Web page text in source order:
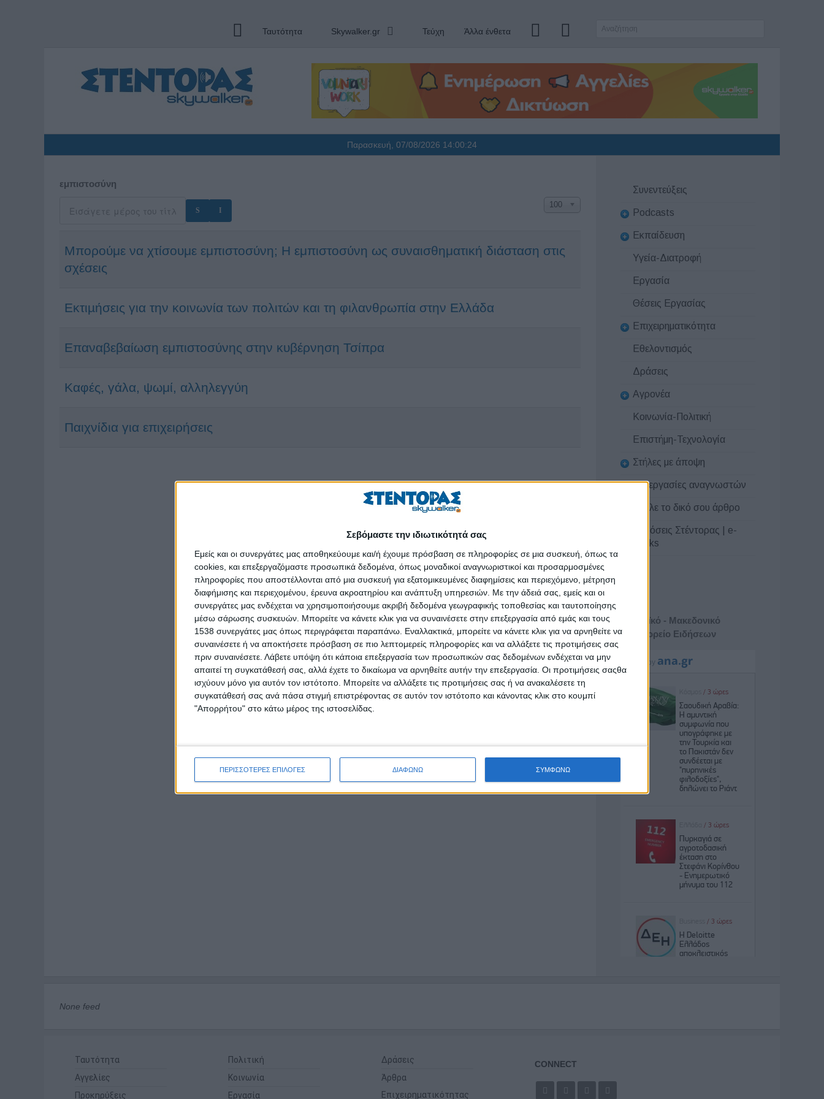
Σεβόμαστε την ιδιωτικότητά σας
Εμείς και οι συνεργάτες μας αποθηκεύουμε και/ή έχουμε πρόσβαση σε πληροφορίες σε μια συσκευή, όπως τα
cookies, και επεξεργαζόμαστε προσωπικά δεδομένα, όπως μοναδικοί αναγνωριστικοί και προσαρμοσμένες
πληροφορίες που αποστέλλονται από μια συσκευή για εξατομικευμένες διαφημίσεις και περιεχόμενο, μέτρηση
διαφήμισης και περιεχομένου, έρευνα ακροατηρίου και ανάπτυξη υπηρεσιών. Με την άδειά σας, εμείς και οι
συνεργάτες μας ενδέχεται να χρησιμοποιήσουμε ακριβή δεδομένα γεωγραφικής τοποθεσίας και ταυτοποίησης
μέσω σάρωσης συσκευών. Μπορείτε να κάνετε κλικ για να συναινέσετε στην επεξεργασία από εμάς και τους
1538 συνεργάτες μας όπως περιγράφεται παραπάνω. Εναλλακτικά, μπορείτε να κάνετε κλικ για να αρνηθείτε να
συναινέσετε ή να αποκτήσετε πρόσβαση σε πιο λεπτομερείς πληροφορίες και να αλλάξετε τις προτιμήσεις σας
πριν συναινέσετε. Λάβετε υπόψη ότι κάποια επεξεργασία των προσωπικών σας δεδομένων ενδέχεται να μην
απαιτεί τη συγκατάθεσή σας, αλλά έχετε το δικαίωμα να αρνηθείτε αυτήν την επεξεργασία. Οι προτιμήσεις σαςθα
ισχύουν μόνο για αυτόν τον ιστότοπο. Μπορείτε να αλλάξετε τις προτιμήσεις σας ή να ανακαλέσετε τη
συγκατάθεσή σας ανά πάσα στιγμή επιστρέφοντας σε αυτόν τον ιστότοπο και κάνοντας κλικ στο κουμπί
"Απορρήτου" στο κάτω μέρος της ιστοσελίδας.
ΠΕΡΙΣΣΟΤΕΡΕΣ ΕΠΙΛΟΓΕΣ ΔΙΑΦΩΝΩ ΣΥΜΦΩΝΩ
Ταυτότητα Skywalker.gr Τεύχη Άλλα ένθετα
Παρασκευή, 07/08/2026 14:00:25
εμπιστοσύνη
100
Μπορούμε να χτίσουμε εμπιστοσύνη; Η εμπιστοσύνη ως συναισθηματική διάσταση στις
σχέσεις
Εκτιµήσεις για την κοινωνία των πολιτών και τη φιλανθρωπία στην Ελλάδα
Επαναβεβαίωση εμπιστοσύνης στην κυβέρνηση Τσίπρα
Καφές, γάλα, ψωμί, αλληλεγγύη
Παιχνίδια για επιχειρήσεις
Συνεντεύξεις
Podcasts
Εκπαίδευση
Υγεία-Διατροφή
Εργασία
Θέσεις Εργασίας
Επιχειρηματικότητα
Εθελοντισμός
Δράσεις
Αγρονέα
Κοινωνία-Πολιτική
Επιστήμη-Τεχνολογία
Στήλες με άποψη
Συνεργασίες αναγνωστών
Στείλε το δικό σου άρθρο
Εκδόσεις Στέντορας | e-
books
Αθηναϊκό - Μακεδονικό
Πρακτορείο Ειδήσεων
None feed
Ταυτότητα
Αγγελίες
Προκηρύξεις
Πολιτική
Κοινωνία
Εργασία
Δράσεις
Άρθρα
Επιχειρηματικότητας
CONNECT